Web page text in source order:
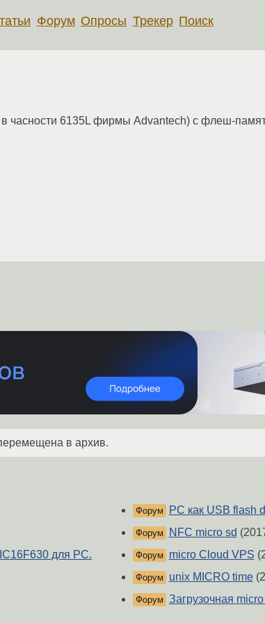
Форум Опросы Трекер Поиск
в часности 6135L фирмы Advantech) с флеш-
в архив.
для PC.
Форум PC как USB flash
Форум NFC micro sd
Форум micro Cloud VPS
Форум unix MICRO time
Форум Загрузочная micro